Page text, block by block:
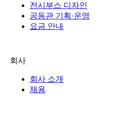
전시부스 디자인
공동관 기획·운영
요금 안내
회사
회사 소개
채용